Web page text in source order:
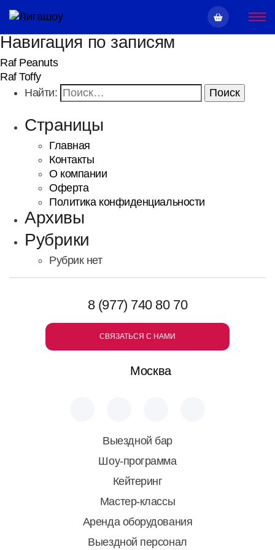
Навигация по записям
Raf Peanuts
Raf Toffy
Найти:
Страницы
Главная
Контакты
О компании
Оферта
Политика конфиденциальности
Архивы
Рубрики
Рубрик нет
8 (977) 740 80 70
СВЯЗАТЬСЯ С НАМИ
Москва
Выездной бар
Шоу-программа
Кейтеринг
Мастер-классы
Аренда оборудования
Выездной персонал